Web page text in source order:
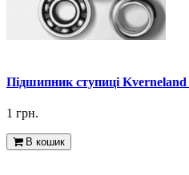
Підшипник ступиці
1 грн.
В кошик